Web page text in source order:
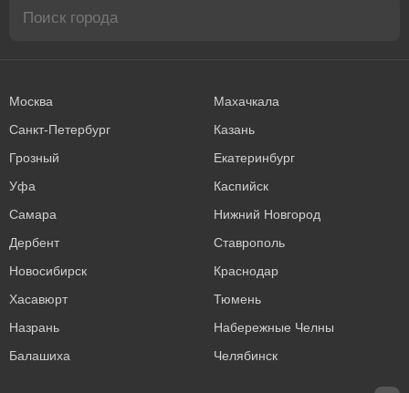
Москва
Махачкала
Санкт-Петербург
Казань
Грозный
Екатеринбург
Уфа
Каспийск
Самара
Нижний Новгород
Дербент
Ставрополь
Новосибирск
Краснодар
Хасавюрт
Тюмень
Назрань
Набережные Челны
Балашиха
Челябинск